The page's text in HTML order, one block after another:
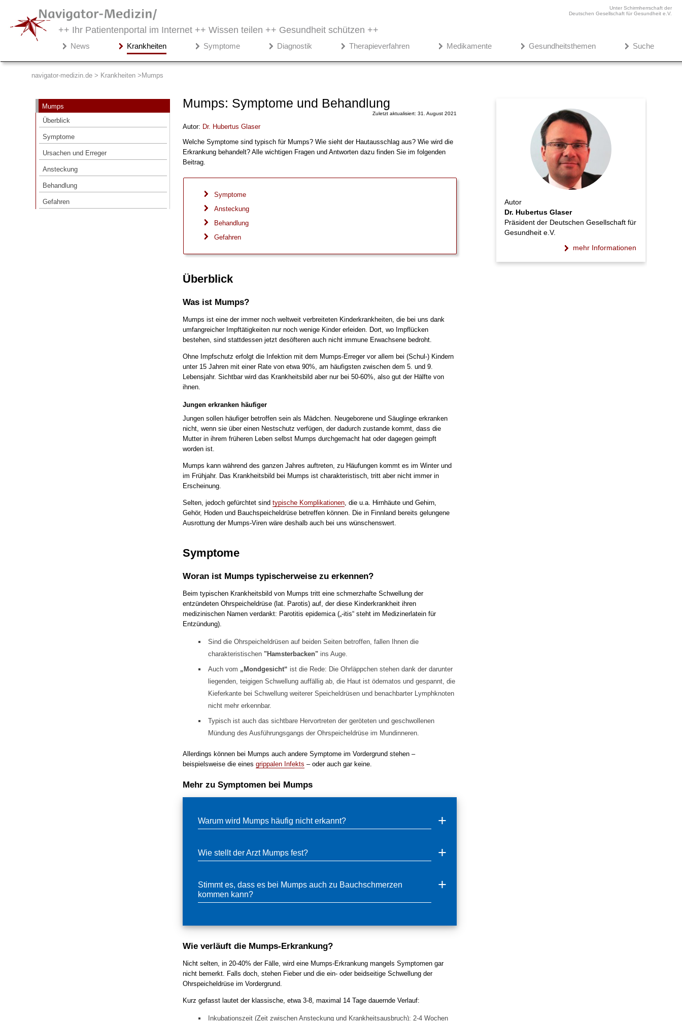
Unter Schirmherrschaft der
Deutschen Gesellschaft für Gesundheit e.V.
++ Ihr Patientenportal im Internet ++ Wissen teilen ++ Gesundheit schützen ++
News Krankheiten Symptome Diagnostik Therapieverfahren Medikamente Gesundheitsthemen Suche
navigator-medizin.de > Krankheiten Mumps
Mumps
Überblick
Symptome
Ursachen und Erreger
Ansteckung
Behandlung
Gefahren
Mumps: Symptome und Behandlung
Zuletzt aktualisiert: 31. August 2021
Autor: Dr. Hubertus Glaser
Welche Symptome sind typisch für Mumps? Wie sieht der Hautausschlag aus? Wie wird die
Erkrankung behandelt? Alle wichtigen Fragen und Antworten dazu finden Sie im folgenden
Beitrag.
Symptome
Ansteckung
Behandlung
Gefahren
Überblick
Was ist Mumps?
Mumps ist eine der immer noch weltweit verbreiteten Kinderkrankheiten, die bei uns dank
umfangreicher Impftätigkeiten nur noch wenige Kinder erleiden. Dort, wo Impflücken
bestehen, sind stattdessen jetzt desöfteren auch nicht immune Erwachsene bedroht.
Ohne Impfschutz erfolgt die Infektion mit dem Mumps-Erreger vor allem bei (Schul-) Kindern
unter 15 Jahren mit einer Rate von etwa 90%, am häufigsten zwischen dem 5. und 9.
Lebensjahr. Sichtbar wird das Krankheitsbild aber nur bei 50-60%, also gut der Hälfte von
ihnen.
Jungen erkranken häufiger
Jungen sollen häufiger betroffen sein als Mädchen. Neugeborene und Säuglinge erkranken
nicht, wenn sie über einen Nestschutz verfügen, der dadurch zustande kommt, dass die
Mutter in ihrem früheren Leben selbst Mumps durchgemacht hat oder dagegen geimpft
worden ist.
Mumps kann während des ganzen Jahres auftreten, zu Häufungen kommt es im Winter und
im Frühjahr. Das Krankheitsbild bei Mumps ist charakteristisch, tritt aber nicht immer in
Erscheinung.
Selten, jedoch gefürchtet sind typische Komplikationen, die u.a. Hirnhäute und Gehirn,
Gehör, Hoden und Bauchspeicheldrüse betreffen können. Die in Finnland bereits gelungene
Ausrottung der Mumps-Viren wäre deshalb auch bei uns wünschenswert.
Symptome
Woran ist Mumps typischerweise zu erkennen?
Beim typischen Krankheitsbild von Mumps tritt eine schmerzhafte Schwellung der
entzündeten Ohrspeicheldrüse (lat. Parotis) auf, der diese Kinderkrankheit ihren
medizinischen Namen verdankt: Parotitis epidemica („-itis“ steht im Medizinerlatein für
Entzündung).
Sind die Ohrspeicheldrüsen auf beiden Seiten betroffen, fallen Ihnen die
charakteristischen "Hamsterbacken"ins Auge.
Auch vom „Mondgesicht“ ist die Rede: Die Ohrläppchen stehen dank der darunter
liegenden, teigigen Schwellung auffällig ab, die Haut ist ödematos und gespannt, die
Kieferkante bei Schwellung weiterer Speicheldrüsen und benachbarter Lymphknoten
nicht mehr erkennbar.
Typisch ist auch das sichtbare Hervortreten der geröteten und geschwollenen
Mündung des Ausführungsgangs der Ohrspeicheldrüse im Mundinneren.
Allerdings können bei Mumps auch andere Symptome im Vordergrund stehen –
beispielsweise die eines grippalen Infekts – oder auch gar keine.
Mehr zu Symptomen bei Mumps
Warum wird Mumps häufig nicht erkannt?
Wie stellt der Arzt Mumps fest?
Stimmt es, dass es bei Mumps auch zu Bauchschmerzen
kommen kann?
Wie verläuft die Mumps-Erkrankung?
Nicht selten, in 20-40% der Fälle, wird eine Mumps-Erkrankung mangels Symptomen gar
nicht bemerkt. Falls doch, stehen Fieber und die ein- oder beidseitige Schwellung der
Ohrspeicheldrüse im Vordergrund.
Kurz gefasst lautet der klassische, etwa 3-8, maximal 14 Tage dauernde Verlauf:
Inkubationszeit (Zeit zwischen Ansteckung und Krankheitsausbruch): 2-4 Wochen
Navigator-
▾
Krankheiten
Überblick
Symptome
Ursachen und Erreger
Ansteckung
Behandlung
Autor
Dr. Hubertus Glaser
Präsident der Deutschen Gesellschaft für
Gesundheit e.V.
mehr Informationen